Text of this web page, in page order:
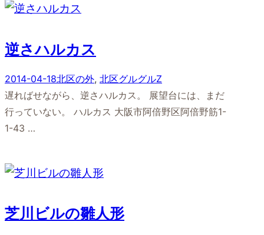
逆さハルカス
2014-04-18北区の外, 北区グルグルZ
遅ればせながら、逆さハルカス。 展望台には、まだ
行っていない。 ハルカス 大阪市阿倍野区阿倍野筋1-
1-43 …
芝川ビルの雛人形